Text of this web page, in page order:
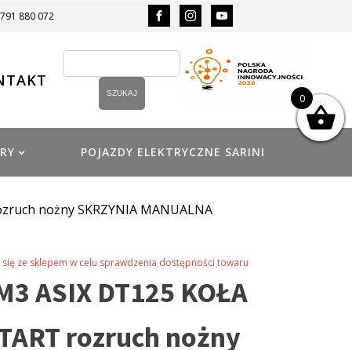
880 072
POJAZDY ELEKTRYCZNE SARINI
nożny SKRZYNIA MANUALNA
ze sklepem w celu sprawdzenia dostępności towaru
ASIX DT125 KOŁA
rozruch nożny
0